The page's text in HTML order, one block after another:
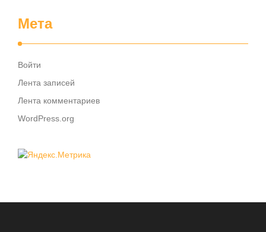
Мета
Войти
Лента записей
Лента комментариев
WordPress.org